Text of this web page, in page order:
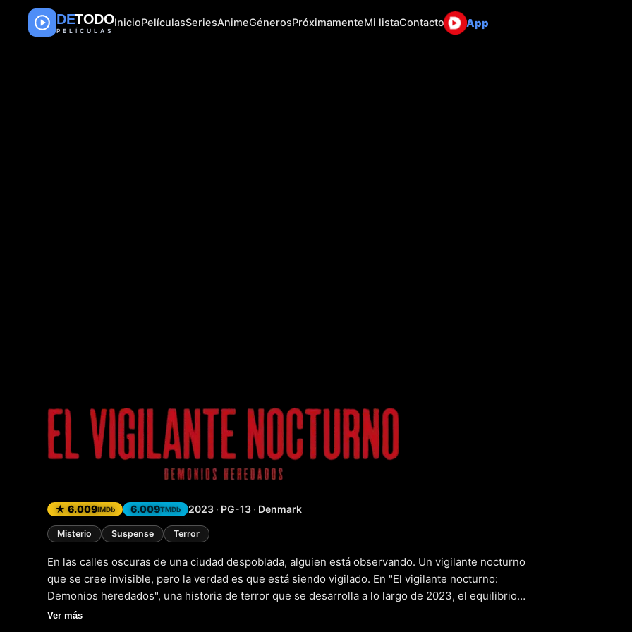
DETODO
PELÍCULAS
InicioPelículasSeriesAnimeGénerosPróximamenteMi listaContacto App
El vigilante
★ 6.009IMDb 6.009TMDb 2023 · PG-13 · Denmark
Misterio Suspense Terror
En las calles oscuras de una ciudad despoblada, alguien está observando. Un vigilante nocturno
que se cree invisible, pero la verdad es que está siendo vigilado. En "El vigilante nocturno:
Demonios heredados", una historia de terror que se desarrolla a lo largo de 2023, el equilibrio
entre la realidad y la paranoia se ve cuestionado. A medida que el protagonista se adentra en el
Ver más